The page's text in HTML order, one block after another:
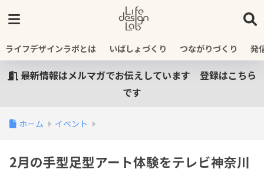
ライフデザインラボとは いばしょづくり つながりづくり 発
最新情報はメルマガでお伝えしています 登録はこちら
です
ホーム イベント
2月の手型足型アート体験をテレビ神奈川